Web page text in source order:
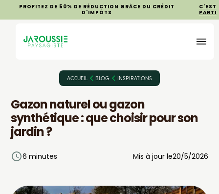
PROFITEZ DE 50% DE RÉDUCTION GRÂCE DU CRÉDIT
D'IMPÔTS
C'EST
PARTI
ACCUEIL BLOG INSPIRATIONS
Gazon naturel ou gazon
synthétique : que choisir pour son
jardin ?
6 minutes Mis à jour le20/5/2026